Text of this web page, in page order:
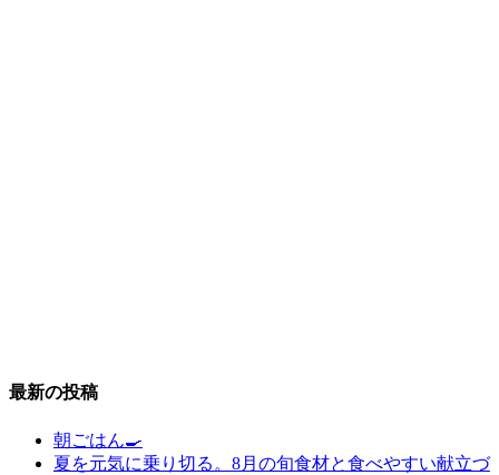
最新の投稿
朝ごはん🍳
夏を元気に乗り切る。8月の旬食材と食べやすい献立づ